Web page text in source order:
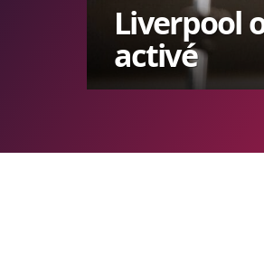
Liverpool
activé